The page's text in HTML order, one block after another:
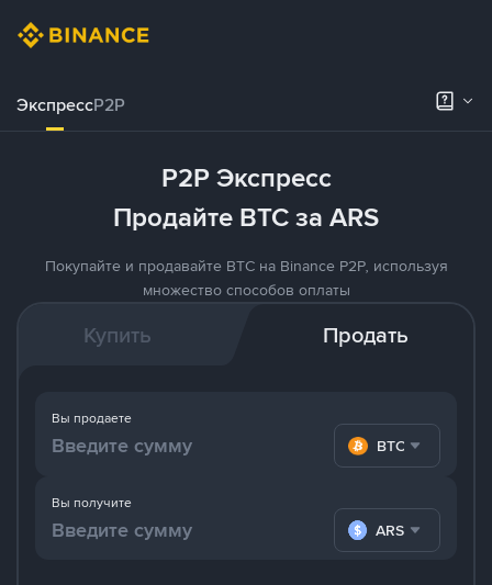
ЭкспрессP2P
P2P Экспресс
Продайте BTC за ARS
Покупайте и продавайте BTC на Binance P2P, используя
множество способов оплаты
Купить Продать
Вы получите
ARS
Вы продаете
BTC